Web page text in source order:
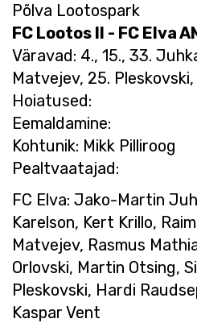
Põlva Lootospark
FC Lootos II - FC Elva
Väravad: 4., 15., 33.
Matvejev, 25.
Hoiatused:
Eemaldamine:
Kohtunik: Mikk Pilliroog
Pealtvaatajad:
FC Elva: Jako-Martin
Karelson, Kert Krillo,
Matvejev, Rasmus
Orlovski, Martin Otsing,
Pleskovski, Hardi
Kaspar Vent